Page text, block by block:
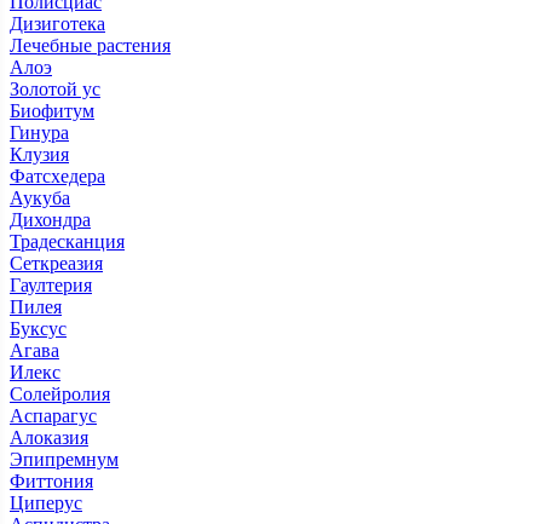
Дизиготека
Лечебные растения
Алоэ
Золотой ус
Биофитум
Гинура
Клузия
Фатсхедера
Аукуба
Дихондра
Традесканция
Сеткреазия
Гаултерия
Пилея
Буксус
Агава
Илекс
Солейролия
Аспарагус
Алоказия
Эпипремнум
Фиттония
Циперус